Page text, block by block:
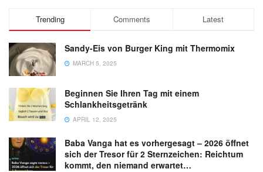
Trending Comments Latest
Sandy-Eis von Burger King mit Thermomix
MARCH 5, 2025
Beginnen Sie Ihren Tag mit einem
Schlankheitsgetränk
APRIL 12, 2025
Baba Vanga hat es vorhergesagt – 2026 öffnet
sich der Tresor für 2 Sternzeichen: Reichtum
kommt, den niemand erwartet…